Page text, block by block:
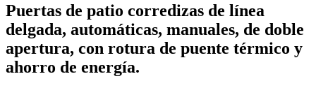
Puertas de patio corredizas de línea
delgada, automáticas, manuales, de doble
apertura, con rotura de puente térmico y
ahorro de energía.